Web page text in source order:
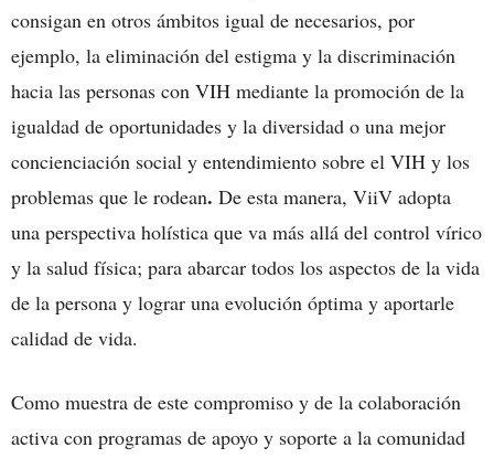
consigan en otros ámbitos igual de necesarios, por
ejemplo, la eliminación del estigma y la discriminación
hacia las personas con VIH mediante la promoción de la
igualdad de oportunidades y la diversidad o una mejor
concienciación social y entendimiento sobre el VIH y los
problemas que le rodean. De esta manera, ViiV adopta
una perspectiva holística que va más allá del control vírico
y la salud física; para abarcar todos los aspectos de la vida
de la persona y lograr una evolución óptima y aportarle
calidad de vida.
Como muestra de este compromiso y de la colaboración
activa con programas de apoyo y soporte a la comunidad